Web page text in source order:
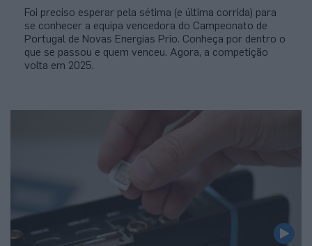
Foi preciso esperar pela sétima (e última corrida) para
se conhecer a equipa vencedora do Campeonato de
Portugal de Novas Energias Prio. Conheça por dentro o
que se passou e quem venceu. Agora, a competição
volta em 2025.